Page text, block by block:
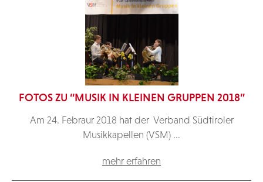
FOTOS ZU “MUSIK IN KLEINEN GRUPPEN 2018”
Am 24. Febraur 2018 hat der Verband Südtiroler
Musikkapellen (VSM) ...
mehr erfahren